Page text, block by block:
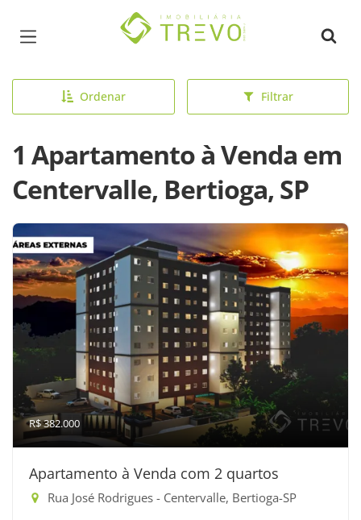
Página inicial
Ordenar Filtrar
1 Apartamento à Venda em
Centervalle, Bertioga, SP
R$ 382.000
Apartamento à Venda com 2 quartos
Rua José Rodrigues - Centervalle, Bertioga-SP